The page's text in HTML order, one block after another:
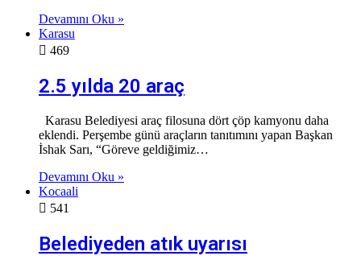
Devamını Oku »
Karasu
469
2.5 yılda 20 araç
Karasu Belediyesi araç filosuna dört çöp kamyonu daha
eklendi. Perşembe günü araçların tanıtımını yapan Başkan
İshak Sarı, “Göreve geldiğimiz…
Devamını Oku »
Kocaali
541
Belediyeden atık uyarısı